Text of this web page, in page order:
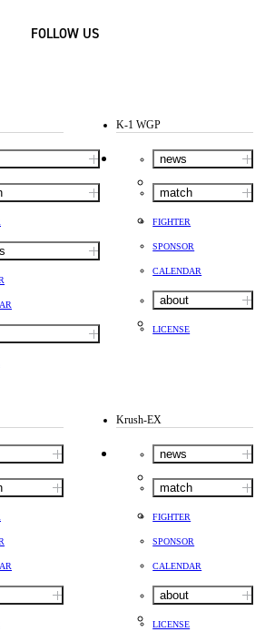
FOLLOW US
K-1 WGP
news
match
FIGHTER
SPONSOR
CALENDAR
about
LICENSE
Krush-EX
news
match
FIGHTER
SPONSOR
CALENDAR
about
LICENSE